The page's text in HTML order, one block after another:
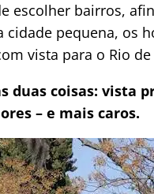
escolher bairros,
pequena, os
vista para o Rio de
duas coisas: vista
– e mais caros.